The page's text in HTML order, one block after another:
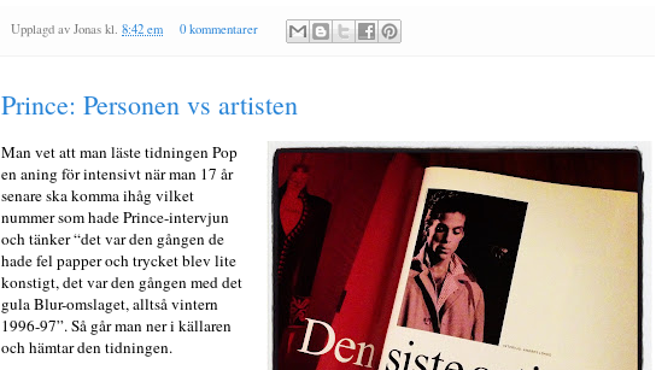
Upplagd av Jonas kl. 8:42 em 0 kommentarer
Prince: Personen vs artisten
Man vet att man läste tidningen Pop
en aning för intensivt när man 17 år
senare ska komma ihåg vilket
nummer som hade Prince-intervjun
och tänker “det var den gången de
hade fel papper och trycket blev lite
konstigt, det var den gången med det
gula Blur-omslaget, alltså vintern
1996-97”. Så går man ner i källaren
och hämtar den tidningen.